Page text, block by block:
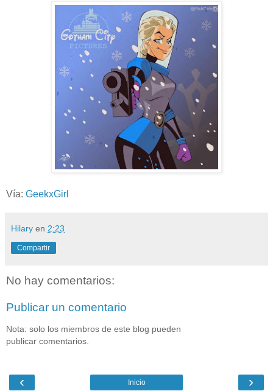
Vía: GeekxGirl
Hilary en 2:23
Compartir
No hay comentarios:
Publicar un comentario
Nota: solo los miembros de este blog pueden
publicar comentarios.
‹ ›
Inicio